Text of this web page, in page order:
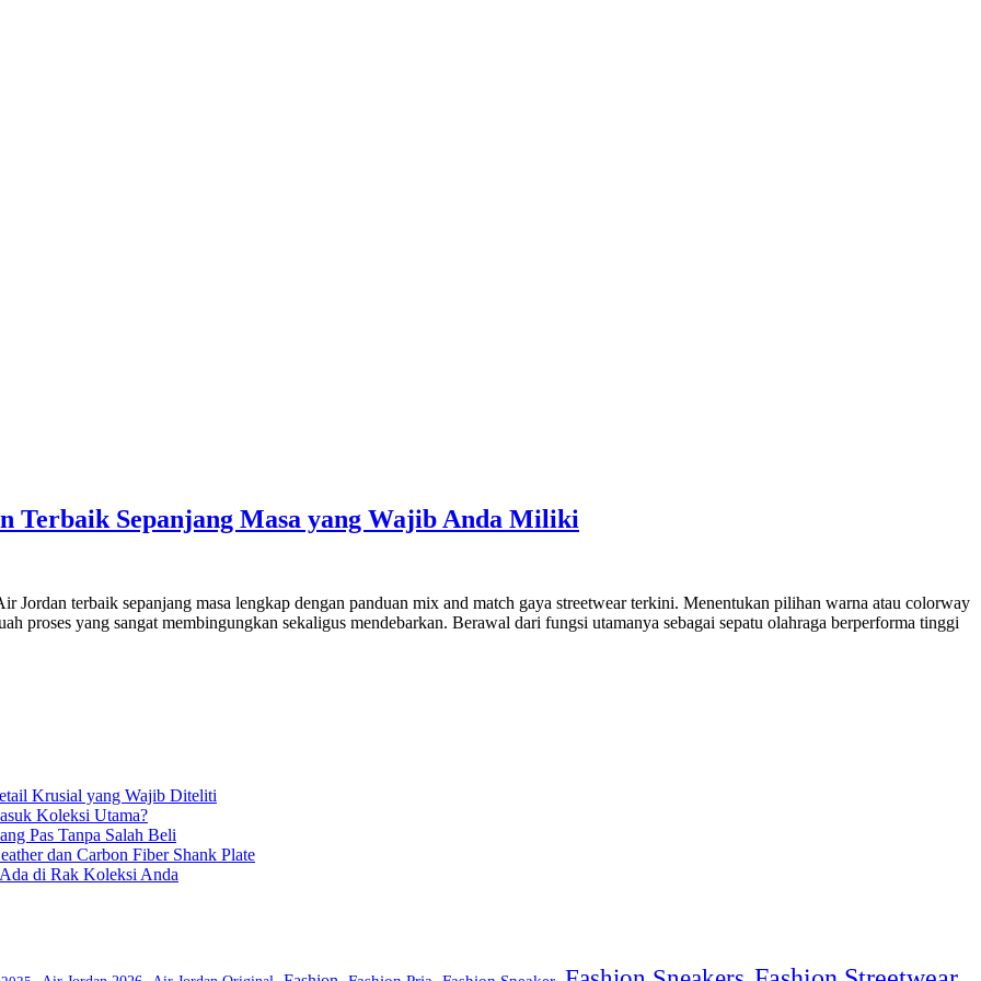
Terbaik Sepanjang Masa yang Wajib Anda Miliki
terbaik sepanjang masa lengkap dengan panduan mix and match gaya streetwear terkini. Menentukan pilihan warna atau colorway
proses yang sangat membingungkan sekaligus mendebarkan. Berawal dari fungsi utamanya sebagai sepatu olahraga berperforma tinggi
Krusial yang Wajib Diteliti
Koleksi Utama?
Pas Tanpa Salah Beli
dan Carbon Fiber Shank Plate
di Rak Koleksi Anda